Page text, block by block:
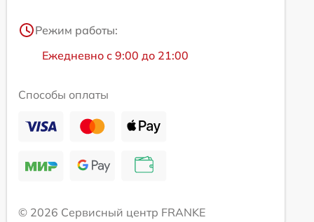
Режим работы:
Ежедневно с 9:00 до 21:00
Способы оплаты
© 2026 Сервисный центр FRANKE